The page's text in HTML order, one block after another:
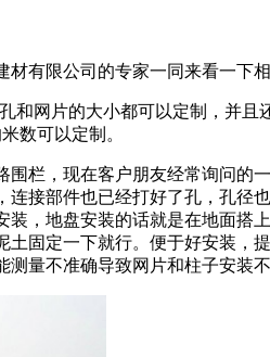
有限公司的专家一同来看一下
和网片的大小都可以定制，并且
数可以定制。
栏，现在客户朋友经常询问的
接部件也已经打好了孔，孔径
，地盘安装的话就是在地面搭
固定一下就行。便于好安装，
量不准确导致网片和柱子安装